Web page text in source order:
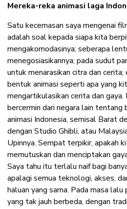
Mereka-reka animasi laga
Satu kecemasan saya mengenai
adalah soal kepada siapa kita
mengakomodasinya; seberapa
menegosiasikannya; pada sudut
untuk menarasikan citra dan
bentuk animasi seperti apa yang
mengartikulasikan cerita dan
bercermin dari negara lain tentang
animasi Indonesia, semisal Barat
dengan Studio Ghibli, atau
Upinnya. Sempat terpikir, apakah
memutuskan dan menciptakan
Saya tahu itu terlalu naif bagi
apalagi semua teknologi, akses,
haluan yang sama. Pada masa
yang tak jauh berbeda, dengan